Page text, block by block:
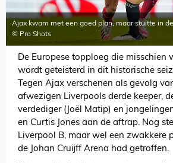
Ajax kwam met een goed plan, maar stuitte in
© Pro Shots
De Europese topploeg die misschien
wordt geteisterd in dit historische
Tegen Ajax verschenen als gevolg
afwezigen Liverpools derde keeper,
verdediger (Joël Matip) en
en Curtis Jones aan de aftrap. Nog
Liverpool B, maar wel een zwakkere
de Johan Cruijff Arena had getroffen.